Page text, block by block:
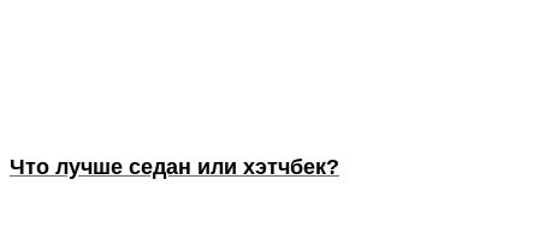
Что лучше седан или хэтчбек?